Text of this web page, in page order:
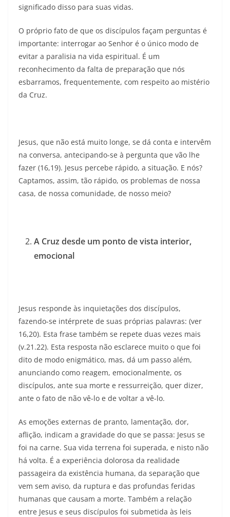
significado disso para suas vidas.
O próprio fato de que os discípulos façam perguntas é
importante: interrogar ao Senhor é o único modo de
evitar a paralisia na vida espiritual. É um
reconhecimento da falta de preparação que nós
esbarramos, frequentemente, com respeito ao mistério
da Cruz.
Jesus, que não está muito longe, se dá conta e intervêm
na conversa, antecipando-se à pergunta que vão lhe
fazer (16,19). Jesus percebe rápido, a situação. E nós?
Captamos, assim, tão rápido, os problemas de nossa
casa, de nossa comunidade, de nosso meio?
A Cruz desde um ponto de vista interior,
emocional
Jesus responde às inquietações dos discípulos,
fazendo-se intérprete de suas próprias palavras: (ver
16,20). Esta frase também se repete duas vezes mais
(v.21.22). Esta resposta não esclarece muito o que foi
dito de modo enigmático, mas, dá um passo além,
anunciando como reagem, emocionalmente, os
discípulos, ante sua morte e ressurreição, quer dizer,
ante o fato de não vê-lo e de voltar a vê-lo.
As emoções externas de pranto, lamentação, dor,
aflição, indicam a gravidade do que se passa: Jesus se
foi na carne. Sua vida terrena foi superada, e nisto não
há volta. É a experiência dolorosa da realidade
passageira da existência humana, da separação que
vem sem aviso, da ruptura e das profundas feridas
humanas que causam a morte. Também a relação
entre Jesus e seus discípulos foi submetida às leis